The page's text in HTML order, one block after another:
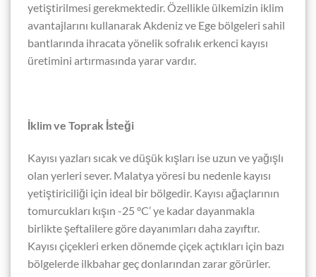
yetiştirilmesi gerekmektedir. Özellikle ülkemizin iklim
avantajlarını kullanarak Akdeniz ve Ege bölgeleri sahil
bantlarında ihracata yönelik sofralık erkenci kayısı
üretimini artırmasında yarar vardır.
İklim ve Toprak İsteği
Kayısı yazları sıcak ve düşük kışları ise uzun ve yağışlı
olan yerleri sever. Malatya yöresi bu nedenle kayısı
yetiştiriciliği için ideal bir bölgedir. Kayısı ağaçlarının
tomurcukları kışın -25 °C’ ye kadar dayanmakla
birlikte şeftalilere göre dayanımları daha zayıftır.
Kayısı çiçekleri erken dönemde çiçek açtıkları için bazı
bölgelerde ilkbahar geç donlarından zarar görürler.